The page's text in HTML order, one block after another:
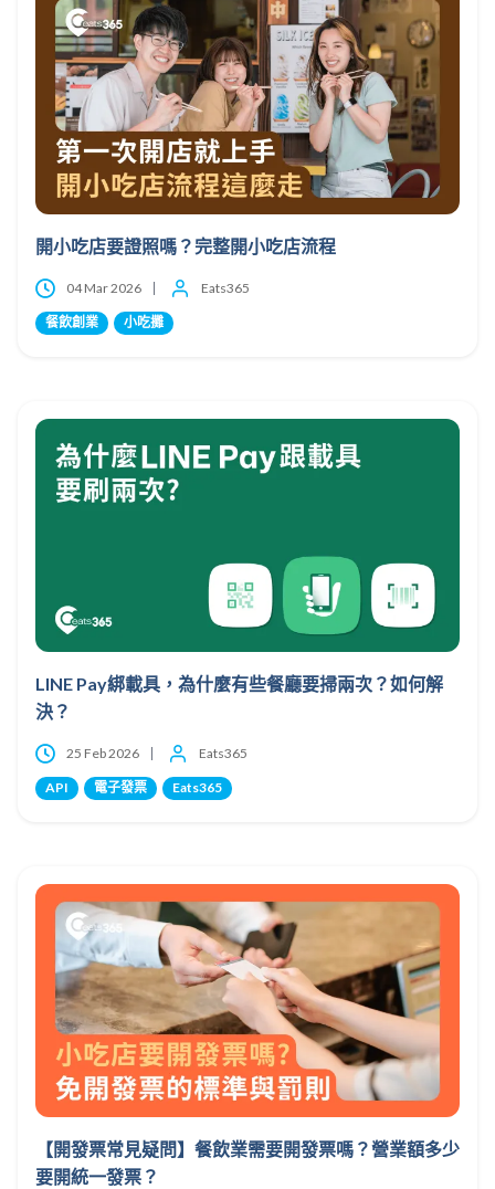
開小吃店要證照嗎？完整開小吃店流程
04 Mar 2026 Eats365
餐飲創業 小吃攤
LINE Pay綁載具，為什麼有些餐廳要掃兩次？如何解
決？
25 Feb 2026 Eats365
API 電子發票 Eats365
【開發票常見疑問】餐飲業需要開發票嗎？營業額多少
要開統一發票？